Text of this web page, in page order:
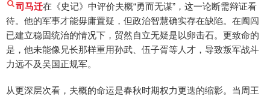
司马迁在《史记》中评价夫概“勇而无谋”，这一论断需辩证看
待。他的军事才能毋庸置疑，但政治智慧确实存在缺陷。在阖闾
已建立稳固统治的情况下，贸然自立无疑是以卵击石。更致命的
是，他未能像兄长那样重用孙武、伍子胥等人才，导致叛军战斗
力远不及吴国正规军。
从更深层次看，夫概的命运是春秋时期权力更迭的缩影。当周王